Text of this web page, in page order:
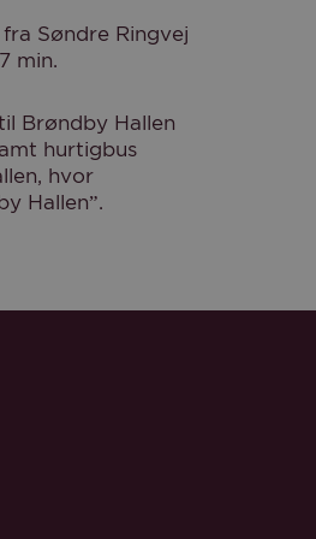
Søndre Ringvej
min.
Brøndby Hallen
hurtigbus
hvor
Hallen”.